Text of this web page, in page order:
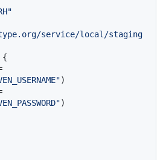
service/local/staging
)
)